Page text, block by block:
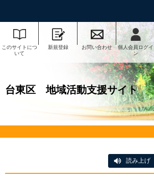
このサイトにつ
いて
新規登録 お問い合わせ
個人会員ログイ
ン
台東区 地域活動支援サイト
読み上げ